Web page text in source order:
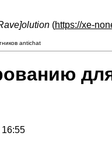
(https://xe-
antichat